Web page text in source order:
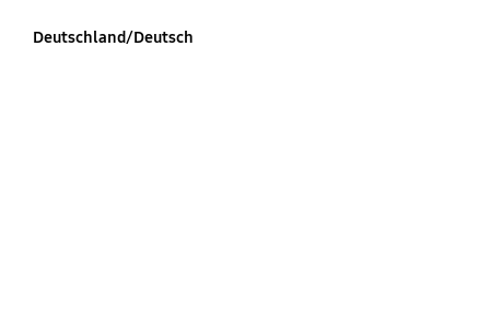
Deutschland/Deutsch